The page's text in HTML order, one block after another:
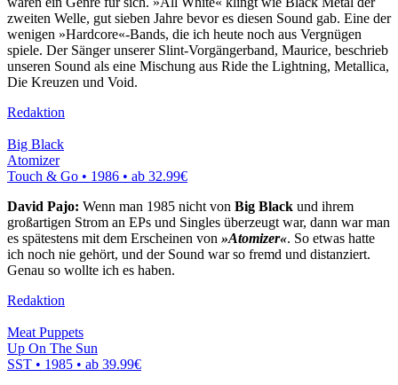
zweiten Welle, gut sieben Jahre bevor es diesen Sound gab. Eine der
wenigen »Hardcore«-Bands, die ich heute noch aus Vergnügen
spiele. Der Sänger unserer Slint-Vorgängerband, Maurice, beschrieb
unseren Sound als eine Mischung aus Ride the Lightning, Metallica,
Die Kreuzen und Void.
Redaktion
Big Black
Atomizer
Touch & Go • 1986 • ab 32.99€
David Pajo: Wenn man 1985 nicht von Big Black und ihrem
großartigen Strom an EPs und Singles überzeugt war, dann war man
es spätestens mit dem Erscheinen von »Atomizer«. So etwas hatte
ich noch nie gehört, und der Sound war so fremd und distanziert.
Genau so wollte ich es haben.
Redaktion
Meat Puppets
Up On The Sun
SST • 1985 • ab 39.99€